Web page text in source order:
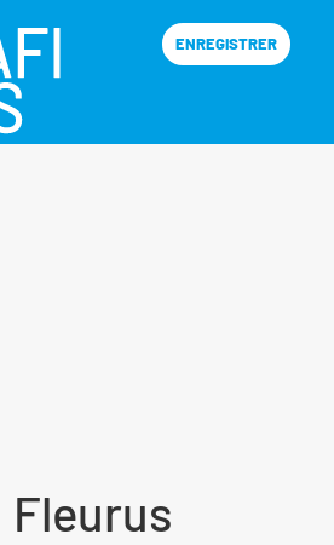
ENREGISTRER
Fleurus